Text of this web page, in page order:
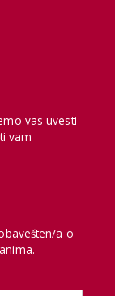
vas uvesti
vam
a o